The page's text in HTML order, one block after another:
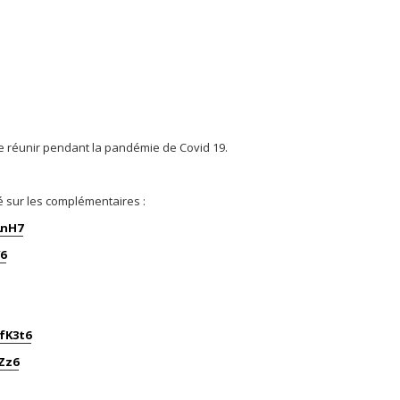
pendant la pandémie de Covid 19.
les complémentaires :